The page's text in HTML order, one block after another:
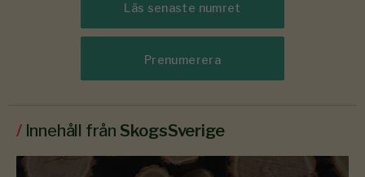
Läs senaste numret
Prenumerera
/ Innehåll från SkogsSverige